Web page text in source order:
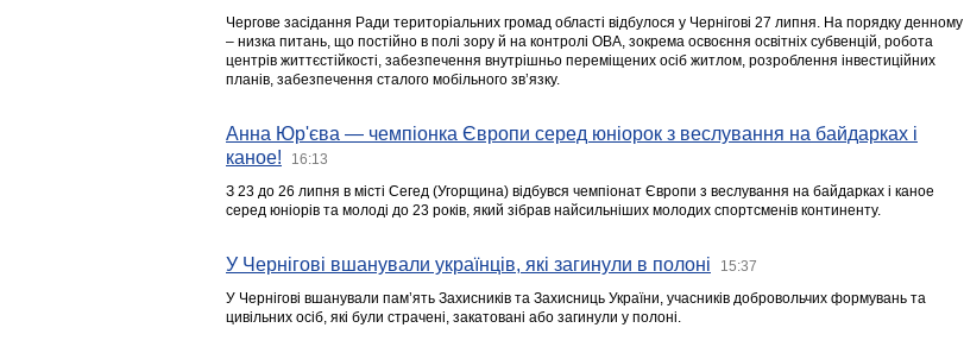
Чергове засідання Ради територіальних громад області відбулося у Чернігові 27 липня. На порядку денному
– низка питань, що постійно в полі зору й на контролі ОВА, зокрема освоєння освітніх субвенцій, робота
центрів життєстійкості, забезпечення внутрішньо переміщених осіб житлом, розроблення інвестиційних
планів, забезпечення сталого мобільного зв’язку.
Анна Юр'єва — чемпіонка Європи серед юніорок з веслування на байдарках і
каное!
16:13
З 23 до 26 липня в місті Сегед (Угорщина) відбувся чемпіонат Європи з веслування на байдарках і каное
серед юніорів та молоді до 23 років, який зібрав найсильніших молодих спортсменів континенту.
У Чернігові вшанували українців, які загинули в полоні 15:37
У Чернігові вшанували пам’ять Захисників та Захисниць України, учасників добровольчих формувань та
цивільних осіб, які були страчені, закатовані або загинули у полоні.